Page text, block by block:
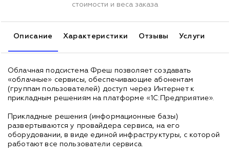
стоимости и веса заказа
Описание Характеристики Отзывы Услуги
Облачная подсистема Фреш позволяет создавать
«облачные» сервисы, обеспечивающие абонентам
(группам пользователей) доступ через Интернет к
прикладным решениям на платформе «1С:Предприятие».
Прикладные решения (информационные базы)
развертываются у провайдера сервиса, на его
оборудовании, в виде единой инфраструктуры, с которой
работают все пользователи сервиса.